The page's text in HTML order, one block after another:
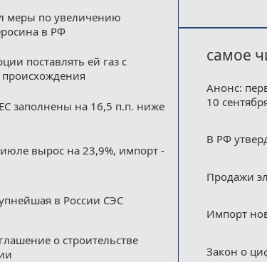
меры по увеличению
в РФ
поставлять ей газ с
заполнены на 16,5 п.п. ниже
вырос на 23,9%, импорт -
в России СЭС
о строительстве
самое
Анонс:
10
В РФ
Продажи
Импорт
Закон о